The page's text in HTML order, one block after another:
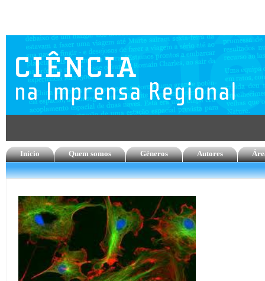
Início Quem somos Géneros Autores